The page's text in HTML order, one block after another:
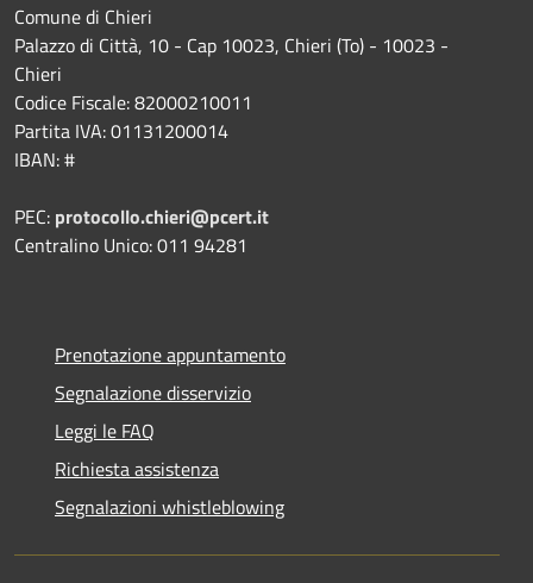
Comune di Chieri
Palazzo di Città, 10 - Cap 10023, Chieri (To) - 10023 -
Chieri
Codice Fiscale: 82000210011
Partita IVA: 01131200014
IBAN: #
PEC: protocollo.chieri@pcert.it
Centralino Unico: 011 94281
Prenotazione appuntamento
Segnalazione disservizio
Leggi le FAQ
Richiesta assistenza
Segnalazioni whistleblowing